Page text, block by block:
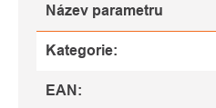
Název parametru
Kategorie:
EAN :